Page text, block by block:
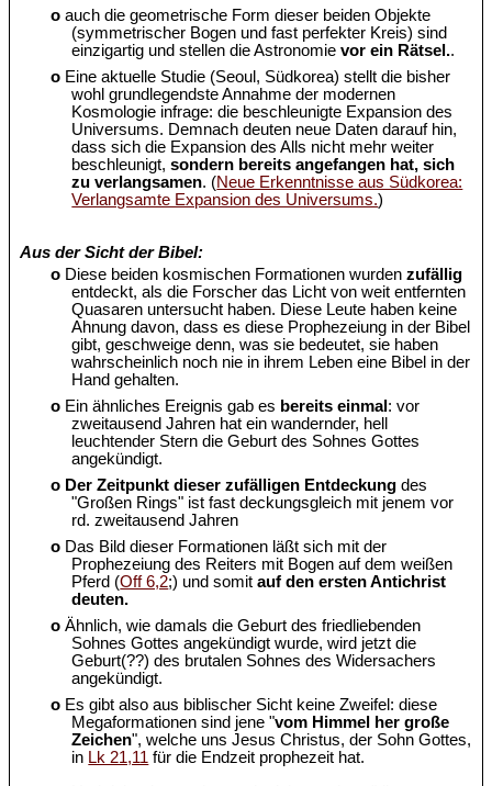
o auch die geometrische Form dieser beiden Objekte
(symmetrischer Bogen und fast perfekter Kreis) sind
einzigartig und stellen die Astronomievor ein Rätsel..
o Eine aktuelle Studie (Seoul, Südkorea) stellt die bisher
wohl grundlegendste Annahme der modernen
Kosmologie infrage: die beschleunigte Expansion des
Universums. Demnach deuten neue Daten darauf hin,
dass sich die Expansion des Alls nicht mehr weiter
beschleunigt,sondern bereits angefangen hat, sich
zu verlangsamen. (Neue Erkenntnisse aus Südkorea:
Verlangsamte Expansion des Universums.)
Aus der Sicht der Bibel:
o Diese beiden kosmischen Formationen wurdenzufällig
entdeckt, als die Forscher das Licht von weit entfernten
Quasaren untersucht haben. Diese Leute haben keine
Ahnung davon, dass es diese Prophezeiung in der Bibel
gibt, geschweige denn, was sie bedeutet, sie haben
wahrscheinlich noch nie in ihrem Leben eine Bibel in der
Hand gehalten.
o Ein ähnliches Ereignis gab es bereits einmal : vor
zweitausend Jahren hat ein wandernder, hell
leuchtender Stern die Geburt des Sohnes Gottes
angekündigt.
o Der Zeitpunkt dieser zufälligen Entdeckung des
"Großen Rings" ist fast deckungsgleich mit jenem vor
rd. zweitausend Jahren
o Das Bild dieser Formationen läßt sich mit der
Prophezeiung des Reiters mit Bogen auf dem weißen
Pferd (Off 6,2;) und somitauf den ersten Antichrist
deuten.
o Ähnlich, wie damals die Geburt des friedliebenden
Sohnes Gottes angekündigt wurde, wird jetzt die
Geburt(??) des brutalen Sohnes des Widersachers
angekündigt.
o Es gibt also aus biblischer Sicht keine Zweifel: diese
Megaformationen sind jene "vom Himmel her große
Zeichen", welche uns Jesus Christus, der Sohn Gottes,
in Lk 21,11 für die Endzeit prophezeit hat.